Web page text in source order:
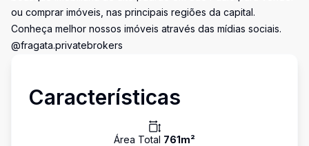
ou comprar imóveis, nas principais regiões da capital.
Conheça melhor nossos imóveis através das mídias sociais.
@fragata.privatebrokers
Características
Área Total 761m²